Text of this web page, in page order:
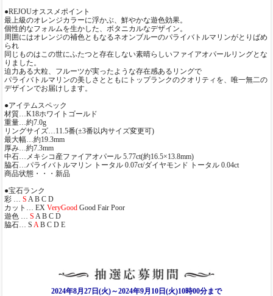
●REJOUオススメポイント
最上級のオレンジカラーに浮かぶ、鮮やかな遊色効果。
個性的なフォルムを生かした、ボタニカルなデザイン。
周囲にはオレンジの補色ともなるネオンブルーのパライバトルマリンがとりばめ
られ
同じものはこの世にふたつと存在しない素晴らしいファイアオパールリングとな
りました。
迫力ある大粒、フルーツが実ったような存在感あるリングで
パライバトルマリンの美しさとともにトップランクのクオリティを、唯一無二の
デザインでお届けします。
●アイテムスペック
材質…K18ホワイトゴールド
重量…約7.0g
リングサイズ…11.5番(±3番以内サイズ変更可)
最大幅…約19.3mm
厚み…約7.3mm
中石…メキシコ産ファイアオパール 5.77ct(約16.5×13.8mm)
脇石…パライバトルマリン トータル 0.07ct/ダイヤモンド トータル 0.04ct
商品状態・・・新品
●宝石ランク
彩 … S A B C D
カット… EX VeryGood Good Fair Poor
遊色 … S A B C D
脇石… S AB C D E
2024年8月27日(火)～2024年9月10日(火)10時00分まで